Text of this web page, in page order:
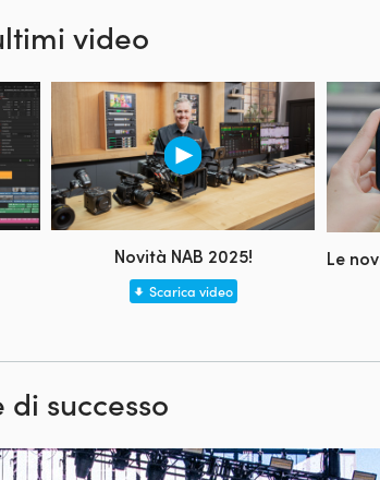
video
Novità NAB 2025!
Scarica video
Le
di successo